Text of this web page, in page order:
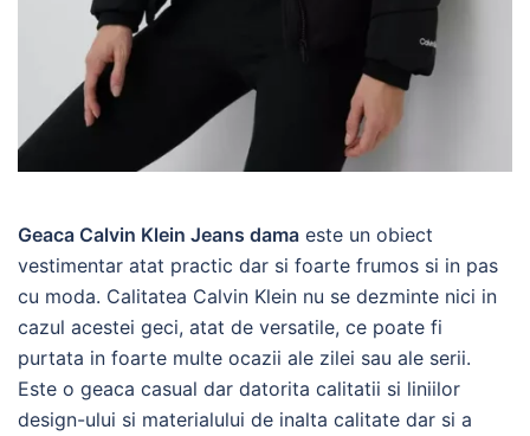
Geaca Calvin Klein Jeans dama este un obiect
vestimentar atat practic dar si foarte frumos si in pas
cu moda. Calitatea Calvin Klein nu se dezminte nici in
cazul acestei geci, atat de versatile, ce poate fi
purtata in foarte multe ocazii ale zilei sau ale serii.
Este o geaca casual dar datorita calitatii si liniilor
design-ului si materialului de inalta calitate dar si a